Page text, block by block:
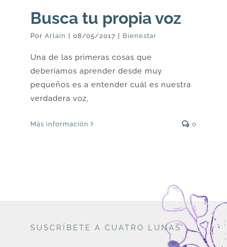
Busca tu propia voz
Por Arlain | 08/05/2017 | Bienestar
Una de las primeras cosas que
deberíamos aprender desde muy
pequeños es a entender cuál es nuestra
verdadera voz,
Más información 0
SUSCRÍBETE A CUATRO LUNAS